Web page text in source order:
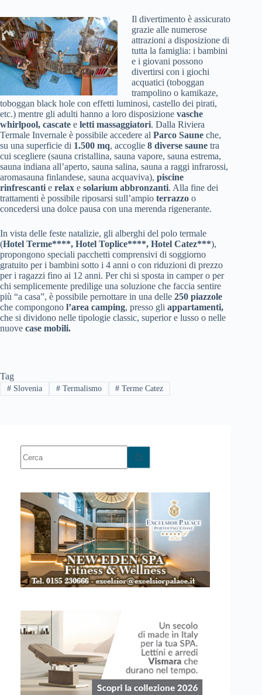
Il divertimento è assicurato
grazie alle numerose
attrazioni a disposizione di
tutta la famiglia: i bambini
e i giovani possono
divertirsi con i giochi
acquatici (toboggan
trampolino o kamikaze,
toboggan black hole con effetti luminosi, castello dei pirati,
etc.) mentre gli adulti hanno a loro disposizione vasche
whirlpool, cascate e letti massaggiatori. Dalla Riviera
Termale Invernale è possibile accedere al Parco Saune che,
su una superficie di 1.500 mq, accoglie 8 diverse saune tra
cui scegliere (sauna cristallina, sauna vapore, sauna estrema,
sauna indiana all’aperto, sauna salina, sauna a raggi infrarossi,
aromasauna finlandese, sauna acquaviva), piscine
rinfrescanti e relax e solarium abbronzanti. Alla fine dei
trattamenti è possibile riposarsi sull’ampio terrazzo o
concedersi una dolce pausa con una merenda rigenerante.
In vista delle feste natalizie, gli alberghi del polo termale
(Hotel Terme****, Hotel Toplice****, Hotel Catez***),
propongono speciali pacchetti comprensivi di soggiorno
gratuito per i bambini sotto i 4 anni o con riduzioni di prezzo
per i ragazzi fino ai 12 anni. Per chi si sposta in camper o per
chi semplicemente predilige una soluzione che faccia sentire
più “a casa”, è possibile pernottare in una delle 250 piazzole
che compongono l’area camping, presso gli appartamenti,
che si dividono nelle tipologie classic, superior e lusso o nelle
nuove case mobili.
Tag
#Slovenia #Termalismo # Terme Catez
risultato